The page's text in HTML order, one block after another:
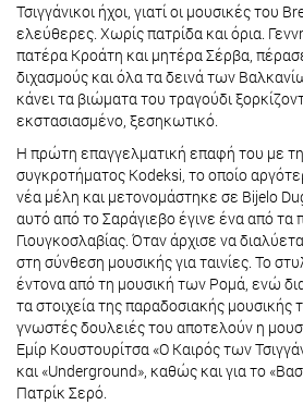
Τσιγγάνικοι ήχοι, γιατί οι μουσικές του
ελεύθερες. Χωρίς πατρίδα και όρια.
πατέρα Κροάτη και μητέρα Σέρβα,
διχασμούς και όλα τα δεινά των
κάνει τα βιώματα του τραγούδι
εκστασιασμένο, ξεσηκωτικό.
Η πρώτη επαγγελματική επαφή του με
συγκροτήματος Kodeksi, το οποίο
νέα μέλη και μετονομάστηκε σε Bijelo
αυτό από το Σαράγιεβο έγινε ένα από τα
Γιουγκοσλαβίας. Όταν άρχισε να
στη σύνθεση μουσικής για ταινίες. Το
έντονα από τη μουσική των Ρομά, ενώ
τα στοιχεία της παραδοσιακής μουσικής
γνωστές δουλειές του αποτελούν η
Εμίρ Κουστουρίτσα «Ο Καιρός των
και «Underground», καθώς και για το
Πατρίκ Σερό.